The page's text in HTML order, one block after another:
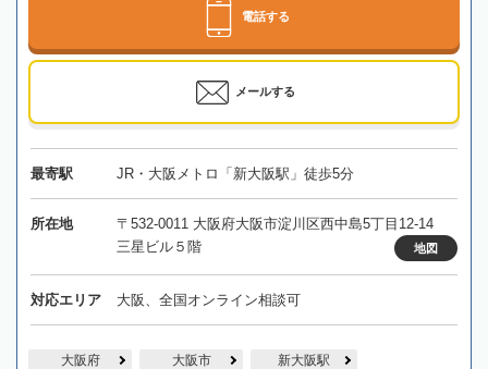
電話する
メールする
最寄駅 JR・大阪メトロ「新大阪駅」徒歩5分
所在地
〒532-0011 大阪府大阪市淀川区西中島5丁目12-14
三星ビル５階
地図
対応エリア 大阪、全国オンライン相談可
大阪府 大阪市 新大阪駅